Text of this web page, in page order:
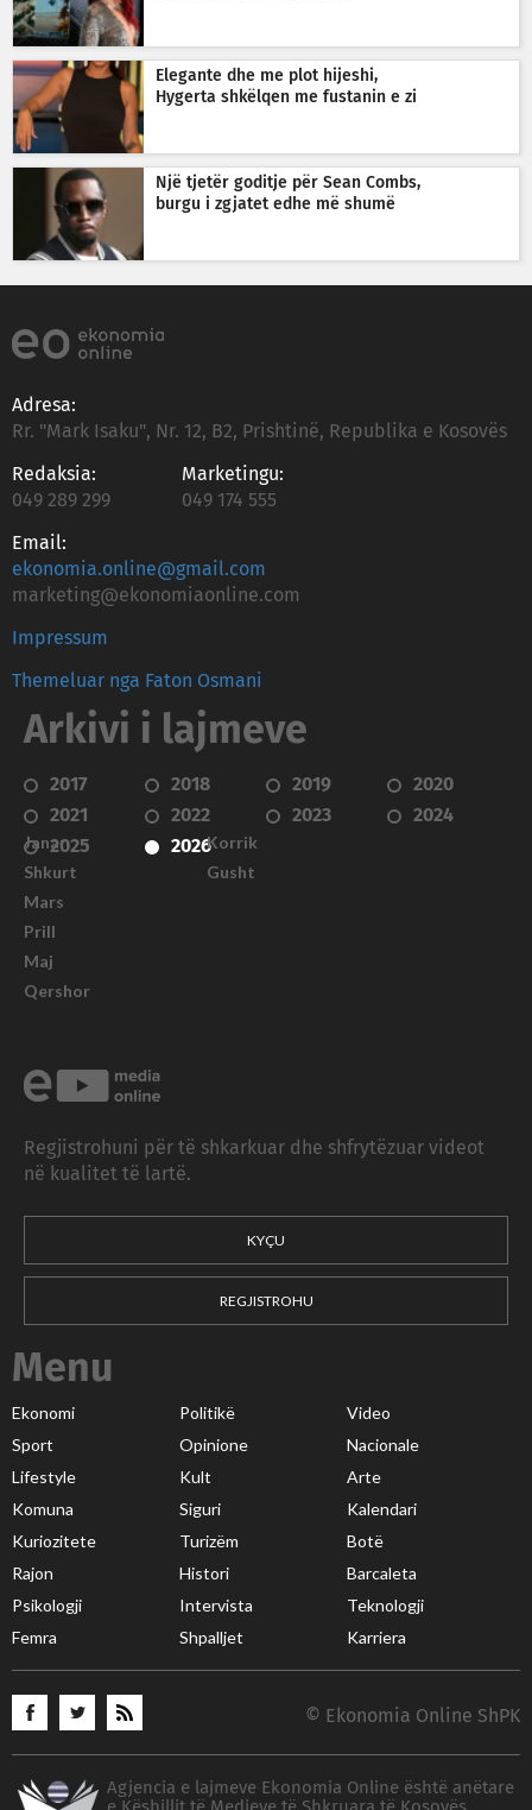
Elegante dhe me plot hijeshi,
Hygerta shkëlqen me fustanin e zi
Një tjetër goditje për Sean Combs,
burgu i zgjatet edhe më shumë
Adresa:
Rr. "Mark Isaku", Nr. 12, B2, Prishtinë, Republika e Kosovës
Redaksia:
049 289 299
Marketingu:
049 174 555
Email:
ekonomia.online@gmail.com
marketing@ekonomiaonline.com
Impressum
Themeluar nga Faton Osmani
Arkivi i lajmeve
2017 2018 2019
2020
2021
2022 2023
2024
2025
2026
Janar
Shkurt
Mars
Prill
Maj
Qershor
Korrik
Gusht
Regjistrohuni për të shkarkuar dhe shfrytëzuar videot
në kualitet të lartë.
KYÇU
REGJISTROHU
Menu
Ekonomi Politikë
Video
Sport
Opinione
Nacionale
Lifestyle
Kult
Arte
Komuna
Siguri
Kalendari
Kuriozitete
Turizëm
Botë
Rajon
Histori
Barcaleta
Psikologji
Intervista
Teknologji
Femra
Shpalljet Karriera
© Ekonomia Online ShPK
Agjencia e lajmeve Ekonomia Online është anëtare